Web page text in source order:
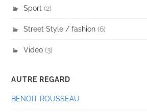
Sport (2)
Street Style / fashion (6)
Vidéo (3)
AUTRE REGARD
BENOIT ROUSSEAU